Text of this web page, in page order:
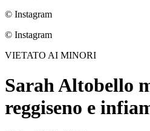
© Instagram
© Instagram
VIETATO AI MINORI
Sarah Altobello
reggiseno e